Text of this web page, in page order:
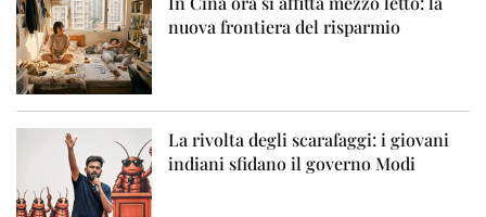
nuova frontiera del risparmio
La rivolta degli scarafaggi: i giovani
indiani sfidano il governo Modi